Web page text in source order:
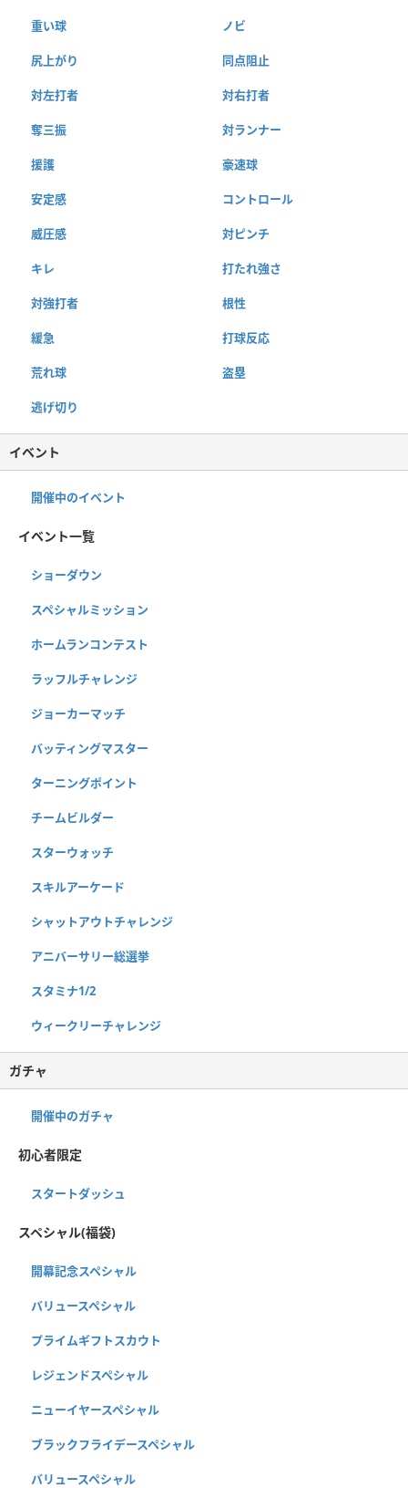
重い球 ノビ
尻上がり 同点阻止
対左打者 対右打者
奪三振 対ランナー
援護 豪速球
安定感 コントロール
威圧感 対ピンチ
キレ 打たれ強さ
対強打者 根性
緩急 打球反応
荒れ球 盗塁
逃げ切り
イベント
開催中のイベント
イベント一覧
ショーダウン
スペシャルミッション
ホームランコンテスト
ラッフルチャレンジ
ジョーカーマッチ
バッティングマスター
ターニングポイント
チームビルダー
スターウォッチ
スキルアーケード
シャットアウトチャレンジ
アニバーサリー総選挙
スタミナ1/2
ウィークリーチャレンジ
ガチャ
開催中のガチャ
初心者限定
スタートダッシュ
スペシャル(福袋)
開幕記念スペシャル
バリュースペシャル
プライムギフトスカウト
レジェンドスペシャル
ニューイヤースペシャル
ブラックフライデースペシャル
バリュースペシャル